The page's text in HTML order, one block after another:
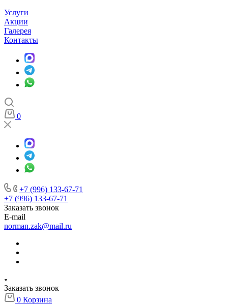
Услуги
Акции
Галерея
Контакты
0
+7 (996) 133-67-71
+7 (996) 133-67-71
Заказать звонок
E-mail
norman.zak@mail.ru
Заказать звонок
0 Корзина